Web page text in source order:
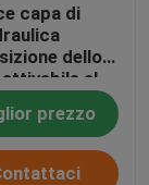
capa di
dello
al
film
prezzo